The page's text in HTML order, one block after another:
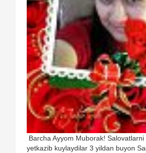
Barcha Ayyom Muborak!
yetkazib kuylaydilar 3 yildan buyon